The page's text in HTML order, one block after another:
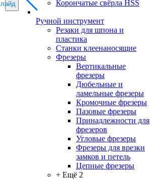
Корончатые свёрла HSS
Ручной инструмент
Резаки для шпона и
пластика
Станки клеенаносящие
Фрезеры
Вертикальные
фрезеры
Дюбельные и
ламельные фрезеры
Кромочные фрезеры
Пазовые фрезеры
Принадлежности для
фрезеров
Угловые фрезеры
Фрезеры для врезки
замков и петель
Цепные фрезеры
+ Ещё 2